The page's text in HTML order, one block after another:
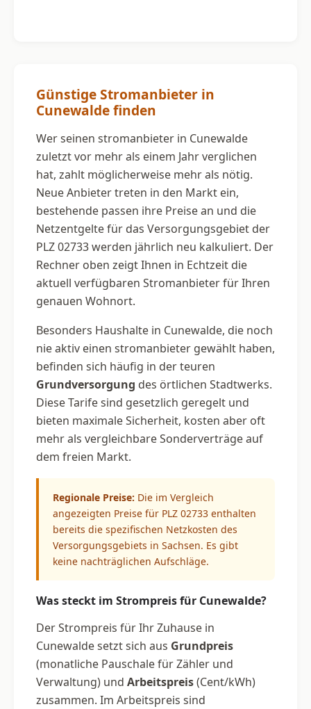
Günstige Stromanbieter in
Cunewalde finden
Wer seinen stromanbieter in Cunewalde
zuletzt vor mehr als einem Jahr verglichen
hat, zahlt möglicherweise mehr als nötig.
Neue Anbieter treten in den Markt ein,
bestehende passen ihre Preise an und die
Netzentgelte für das Versorgungsgebiet der
PLZ 02733 werden jährlich neu kalkuliert. Der
Rechner oben zeigt Ihnen in Echtzeit die
aktuell verfügbaren Stromanbieter für Ihren
genauen Wohnort.
Besonders Haushalte in Cunewalde, die noch
nie aktiv einen stromanbieter gewählt haben,
befinden sich häufig in der teuren
Grundversorgung des örtlichen Stadtwerks.
Diese Tarife sind gesetzlich geregelt und
bieten maximale Sicherheit, kosten aber oft
mehr als vergleichbare Sonderverträge auf
dem freien Markt.
Regionale Preise: Die im Vergleich
angezeigten Preise für PLZ 02733 enthalten
bereits die spezifischen Netzkosten des
Versorgungsgebiets in Sachsen. Es gibt
keine nachträglichen Aufschläge.
Was steckt im Strompreis für Cunewalde?
Der Strompreis für Ihr Zuhause in
Cunewalde setzt sich aus Grundpreis
(monatliche Pauschale für Zähler und
Verwaltung) und Arbeitspreis(Cent/kWh)
zusammen. Im Arbeitspreis sind